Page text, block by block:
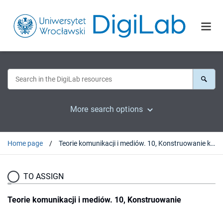
More search options
Home page Teorie komunikacji i mediów. 10, Konstruowanie komunikacji i mediów 2
TO ASSIGN
Teorie komunikacji i mediów. 10, Konstruowanie